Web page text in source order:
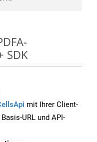
SDK
mit Ihrer Client-
URL und API-